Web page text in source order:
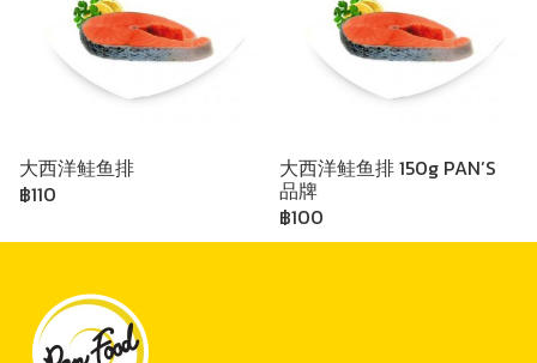
大西洋鲑鱼排
฿110
大西洋鲑鱼排 150g PAN’S
品牌
฿100